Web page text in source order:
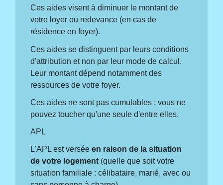
Ces aides visent à diminuer le montant de
votre loyer ou redevance (en cas de
résidence en foyer).
Ces aides se distinguent par leurs conditions
d'attribution et non par leur mode de calcul.
Leur montant dépend notamment des
ressources de votre foyer.
Ces aides ne sont pas cumulables : vous ne
pouvez toucher qu'une seule d'entre elles.
APL
L'APL est verséeen raison de la situation
de votre logement (quelle que soit votre
situation familiale : célibataire, marié, avec ou